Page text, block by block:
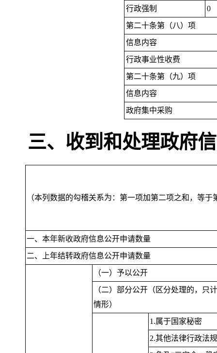
行政强制 0
第二十条第（八）项
信息内容
行政事业性收费
第二十条第（九）项
信息内容
政府集中采购
三、收到和处理政府
（本列数据的勾稽关系为：第一项加第二项之和 ，等于
一、本年新收政府信息公开申请数量
二、上年结转政府信息公开申请数量
（一）予以公开
（二）部分公开（区分处理的， 只
情形）
1.属于国家秘密
2.其他法律行政法